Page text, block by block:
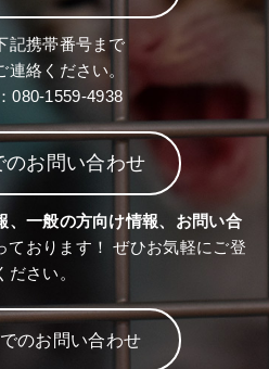
記携帯番号まで
連絡ください。
080-1559-4938
のお問い合わせ
、一般の方向け情報、お問い合
ております！ ぜひお気軽にご登
ださい。
のお問い合わせ